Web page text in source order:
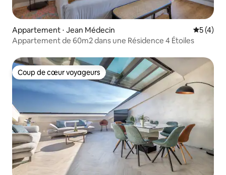
Appartement ⋅ Jean Médecin
5 (4)
Appartement de 60m2 dans une Résidence 4 Étoiles
Coup de cœur voyageurs
Coup de cœur voyageurs